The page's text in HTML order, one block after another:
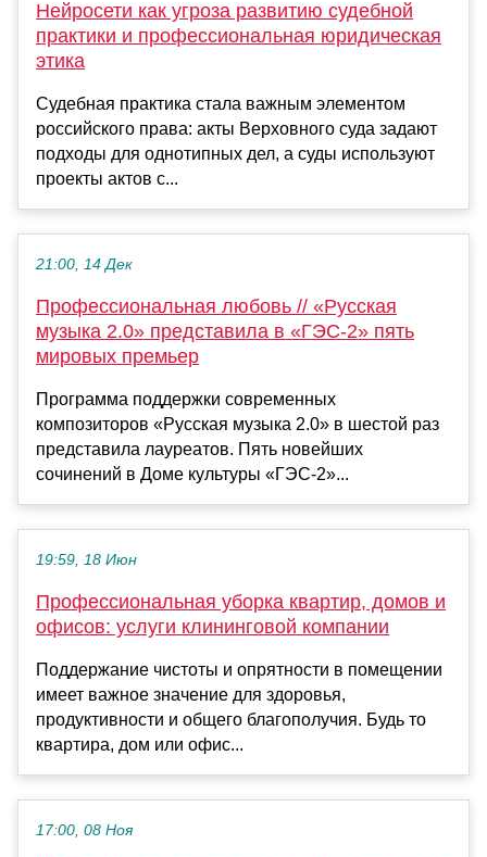
Нейросети как угроза развитию судебной
практики и профессиональная юридическая
этика
Судебная практика стала важным элементом
российского права: акты Верховного суда задают
подходы для однотипных дел, а суды используют
проекты актов с...
21:00, 14 Дек
Профессиональная любовь // «Русская
музыка 2.0» представила в «ГЭС-2» пять
мировых премьер
Программа поддержки современных
композиторов «Русская музыка 2.0» в шестой раз
представила лауреатов. Пять новейших
сочинений в Доме культуры «ГЭС-2»...
19:59, 18 Июн
Профессиональная уборка квартир, домов и
офисов: услуги клининговой компании
Поддержание чистоты и опрятности в помещении
имеет важное значение для здоровья,
продуктивности и общего благополучия. Будь то
квартира, дом или офис...
17:00, 08 Ноя